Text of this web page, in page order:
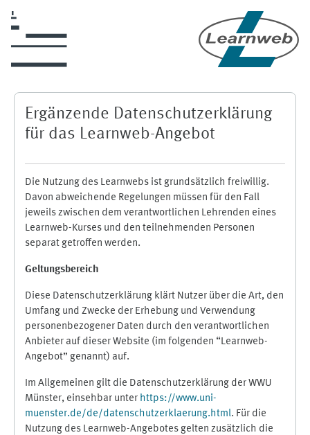
Ergänzende Datenschutzerklärung
für das Learnweb-Angebot
Die Nutzung des Learnwebs ist grundsätzlich freiwillig.
Davon abweichende Regelungen müssen für den Fall
jeweils zwischen dem verantwortlichen Lehrenden eines
Learnweb-Kurses und den teilnehmenden Personen
separat getroffen werden.
Geltungsbereich
Diese Datenschutzerklärung klärt Nutzer über die Art, den
Umfang und Zwecke der Erhebung und Verwendung
personenbezogener Daten durch den verantwortlichen
Anbieter auf dieser Website (im folgenden “Learnweb-
Angebot” genannt) auf.
Im Allgemeinen gilt die Datenschutzerklärung der WWU
Münster, einsehbar unter https://www.uni-
muenster.de/de/datenschutzerklaerung.html. Für die
Nutzung des Learnweb-Angebotes gelten zusätzlich die